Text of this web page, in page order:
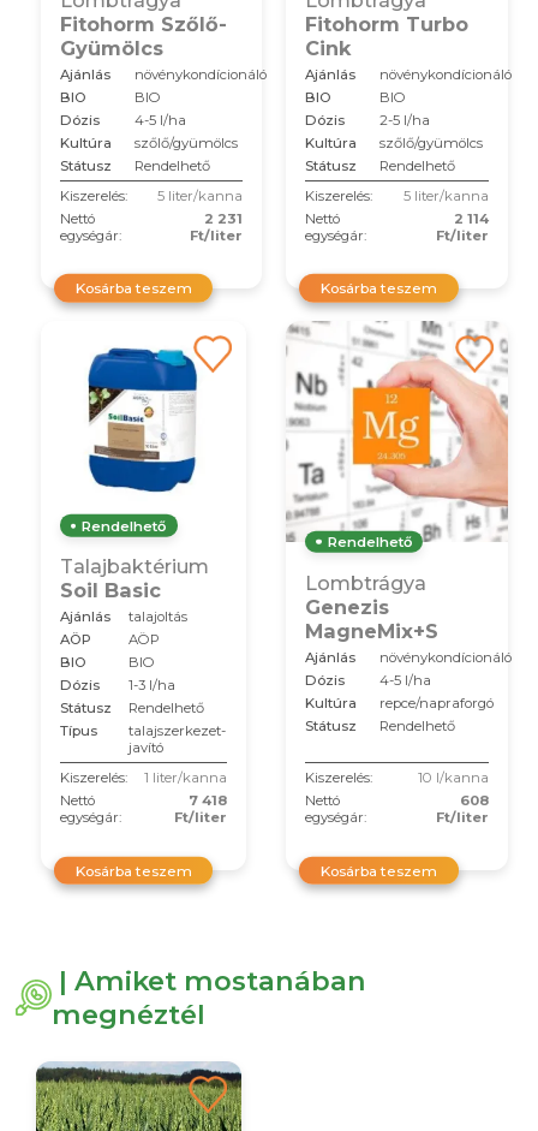
Fitohorm Szőlő-
Gyümölcs
Ajánlás
növénykondícionáló
BIO
BIO
Dózis
4-5 l/ha
Kultúra
szőlő/gyümölcs
Státusz
Rendelhető
Kiszerelés:
5 liter/kanna
Nettó
egységár:
2 231
Ft/liter
Kosárba teszem
Fitohorm Turbo
Cink
Ajánlás
növénykondícionáló
BIO
BIO
Dózis
2-5 l/ha
Kultúra
szőlő/gyümölcs
Státusz
Rendelhető
Kiszerelés:
5 liter/kanna
Nettó
egységár:
2 114
Ft/liter
Kosárba teszem
Rendelhető
Talajbaktérium
Soil Basic
Ajánlás
talajoltás
AÖP
AÖP
BIO
BIO
Dózis
1-3 l/ha
Státusz
Rendelhető
Típus
talajszerkezet-
javító
Kiszerelés:
1 liter/kanna
Nettó
egységár:
7 418
Ft/liter
Kosárba teszem
Rendelhető
Lombtrágya
Genezis
MagneMix+S
Ajánlás
növénykondícionáló
Dózis
4-5 l/ha
Kultúra
repce/napraforgó
Státusz
Rendelhető
Kiszerelés:
10 l/kanna
Nettó
egységár:
608
Ft/liter
Kosárba teszem
| Amiket mostanában
megnéztél